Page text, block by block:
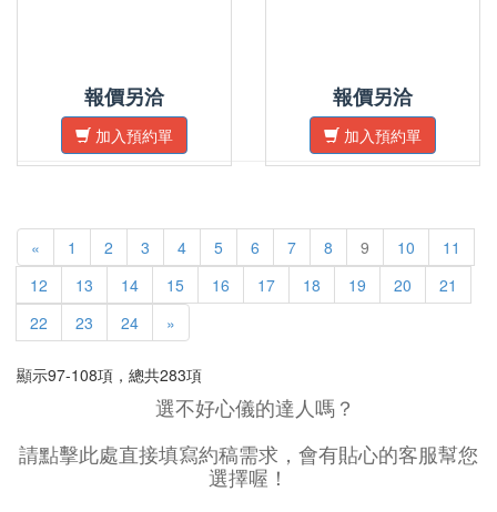
報價另洽
加入預約單
報價另洽
加入預約單
« 1 2 3 4 5 6 7 8 9 10
11
12
13 14 15 16 17 18 19 20
21
22
23 24 »
顯示97-108項，總共283項
選不好心儀的達人嗎？
請點擊此處直接填寫約稿需求，會有貼心的客服幫您
選擇喔！